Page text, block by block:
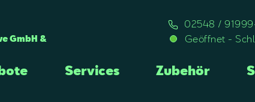
GmbH &
02548 /
Geöffnet -
Services Zubehör